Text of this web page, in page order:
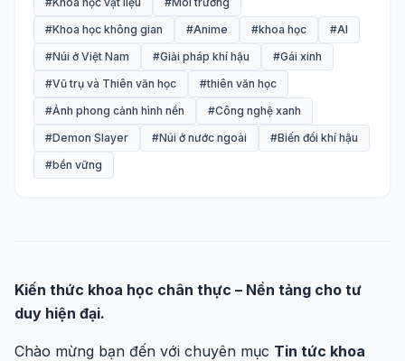
#Khoa học không gian
#Anime #khoa học
#AI
#Núi ở Việt Nam
#Giải pháp khí hậu
#Gái xinh
#Vũ trụ và Thiên văn học
#thiên văn học
#Ảnh phong cảnh hình nền
#Công nghệ xanh
#Demon Slayer
#Núi ở nước ngoài
#Biến đổi khí hậu
#bền vững
Kiến thức khoa học chân thực – Nền tảng cho tư
duy hiện đại.
Chào mừng bạn đến với chuyên mục Tin tức khoa